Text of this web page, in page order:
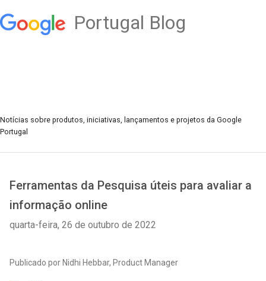
Portugal Blog
Notícias sobre produtos, iniciativas, lançamentos e projetos da Google
Portugal
Ferramentas da Pesquisa úteis para avaliar a
informação online
quarta-feira, 26 de outubro de 2022
Publicado por Nidhi Hebbar, Product Manager